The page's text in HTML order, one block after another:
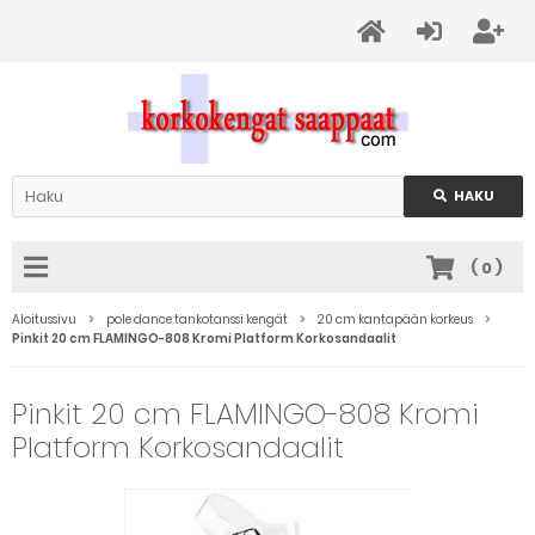
HAKU
( 0)
Aloitussivu pole dance tankotanssi kengät
20 cm kantapään korkeus
Pinkit 20 cm FLAMINGO-808 Kromi Platform Korkosandaalit
Pinkit 20 cm FLAMINGO-808 Kromi
Platform Korkosandaalit